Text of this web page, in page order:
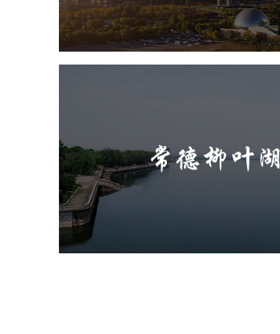
智慧体育公园
智能步道 智能
旅游休闲